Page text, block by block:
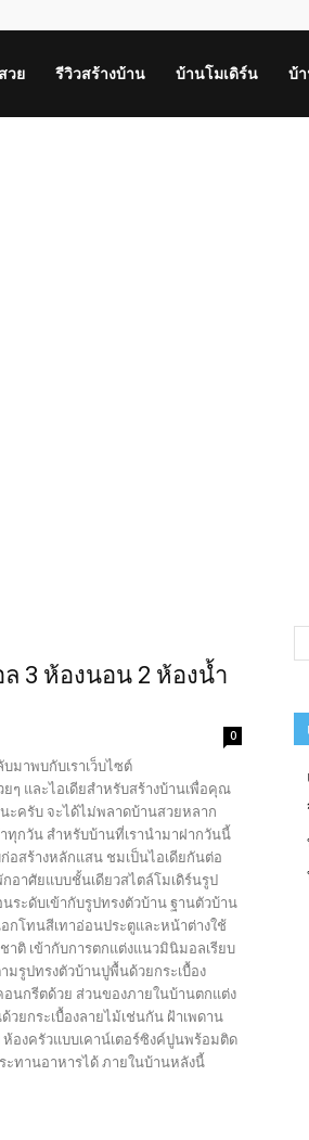
วย รีวิวสร้างบ้าน บ้านโมเดิร์น บ้
3 ห้องนอน 2 ห้องน้ำ
0
าพบกับเราเว็บไซต์
ๆ และไอเดียสำหรับสร้างบ้านเพื่อคุณ
ะครับ จะได้ไม่พลาดบ้านสวยหลาก
ทุกวัน สำหรับบ้านที่เรานำมาฝากวันนี้
อสร้างหลักแสน ชมเป็นไอเดียกันต่อ
อาศัยแบบชั้นเดียวสไตล์โมเดิร์นรูป
ระดับเข้ากับรูปทรงตัวบ้าน ฐานตัวบ้าน
กโทนสีเทาอ่อนประตูและหน้าต่างใช้
ติ เข้ากับการตกแต่งแนวมินิมอลเรียบ
มรูปทรงตัวบ้านปูพื้นด้วยกระเบื้อง
นกรีตด้วย ส่วนของภายในบ้านตกแต่ง
ยกระเบื้องลายไม้เช่นกัน ฝ้าเพดาน
องครัวแบบเคาน์เตอร์ซิงค์ปูนพร้อมติด
ทานอาหารได้ ภายในบ้านหลังนี้